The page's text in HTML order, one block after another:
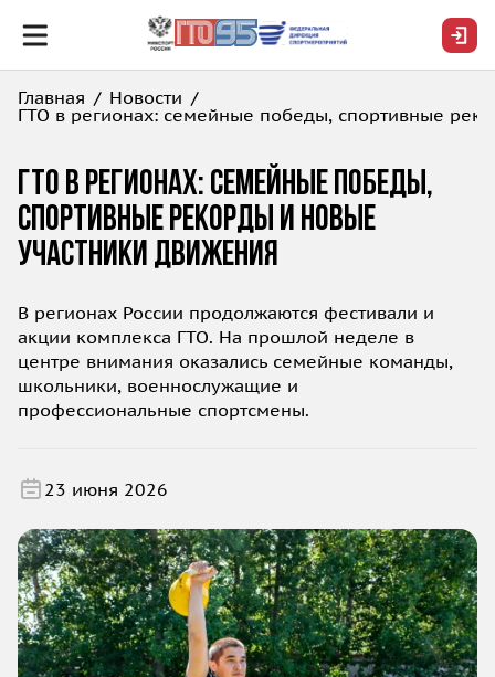
Главная
Новости
ГТО в регионах: семейные победы, спортивные
ГТО в регионах: семейные победы,
спортивные рекорды и новые
участники движения
В регионах России продолжаются фестивали и
акции комплекса ГТО. На прошлой неделе в
центре внимания оказались семейные команды,
школьники, военнослужащие и
профессиональные спортсмены.
23 июня 2026